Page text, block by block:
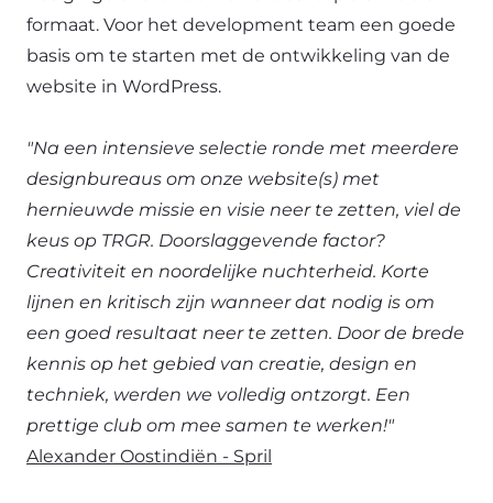
formaat. Voor het development team een goede
basis om te starten met de ontwikkeling van de
website in WordPress.
"Na een intensieve selectie ronde met meerdere
designbureaus om onze website(s) met
hernieuwde missie en visie neer te zetten, viel de
keus op TRGR. Doorslaggevende factor?
Creativiteit en noordelijke nuchterheid. Korte
lijnen en kritisch zijn wanneer dat nodig is om
een goed resultaat neer te zetten. Door de brede
kennis op het gebied van creatie, design en
techniek, werden we volledig ontzorgt. Een
prettige club om mee samen te werken!"
Alexander Oostindiën - Spril